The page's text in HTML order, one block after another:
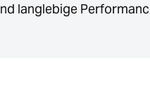
langlebige